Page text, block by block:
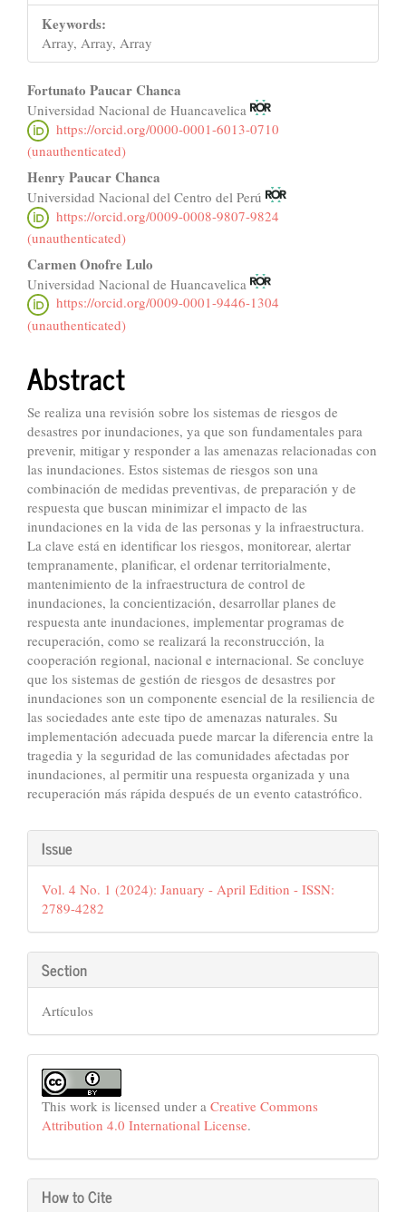
Keywords:
Array, Array, Array
Main
Article
Content
Fortunato Paucar Chanca
Universidad Nacional de Huancavelica
https://orcid.org/0000-0001-6013-0710
(unauthenticated)
Henry Paucar Chanca
Universidad Nacional del Centro del Perú
https://orcid.org/0009-0008-9807-9824
(unauthenticated)
Carmen Onofre Lulo
Universidad Nacional de Huancavelica
https://orcid.org/0009-0001-9446-1304
(unauthenticated)
Abstract
Se realiza una revisión sobre los sistemas de riesgos de
desastres por inundaciones, ya que son fundamentales para
prevenir, mitigar y responder a las amenazas relacionadas con
las inundaciones. Estos sistemas de riesgos son una
combinación de medidas preventivas, de preparación y de
respuesta que buscan minimizar el impacto de las
inundaciones en la vida de las personas y la infraestructura.
La clave está en identificar los riesgos, monitorear, alertar
tempranamente, planificar, el ordenar territorialmente,
mantenimiento de la infraestructura de control de
inundaciones, la concientización, desarrollar planes de
respuesta ante inundaciones, implementar programas de
recuperación, como se realizará la reconstrucción, la
cooperación regional, nacional e internacional. Se concluye
que los sistemas de gestión de riesgos de desastres por
inundaciones son un componente esencial de la resiliencia de
las sociedades ante este tipo de amenazas naturales. Su
implementación adecuada puede marcar la diferencia entre la
tragedia y la seguridad de las comunidades afectadas por
inundaciones, al permitir una respuesta organizada y una
recuperación más rápida después de un evento catastrófico.
Article
Details
Issue
Vol. 4 No. 1 (2024): January - April Edition - ISSN:
2789-4282
Section
Artículos
This work is licensed under a Creative Commons
Attribution 4.0 International License.
How to Cite